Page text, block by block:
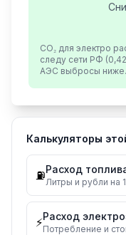
CO₂ для электро
следу сети РФ (0,42
АЭС выбросы ниже.
Калькуляторы
⛽Расход
Литры и рубли на
⚡Расход
Потребление и